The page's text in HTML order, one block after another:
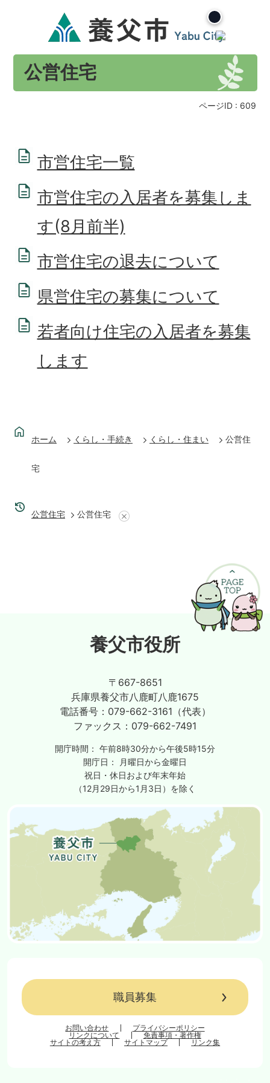
公営住宅
ページID : 609
市営住宅一覧
市営住宅の入居者を募集しま
す(8月前半)
市営住宅の退去について
県営住宅の募集について
若者向け住宅の入居者を募集
します
ホーム くらし・手続き くらし・住まい 公営住
宅
公営住宅 公営住宅
養父市役所
〒667-8651
兵庫県養父市八鹿町八鹿1675
電話番号： 079-662-3161（代表）
ファックス： 079-662-7491
開庁時間： 午前8時30分から午後5時15分
開庁日：
月曜日から金曜日
祝日・休日および年末年始
（12月29日から1月3日）を除く
職員募集
お問い合わせ
プライバシーポリシー
リンクについて
免責事項・著作権
サイトの考え方
サイトマップ リンク集